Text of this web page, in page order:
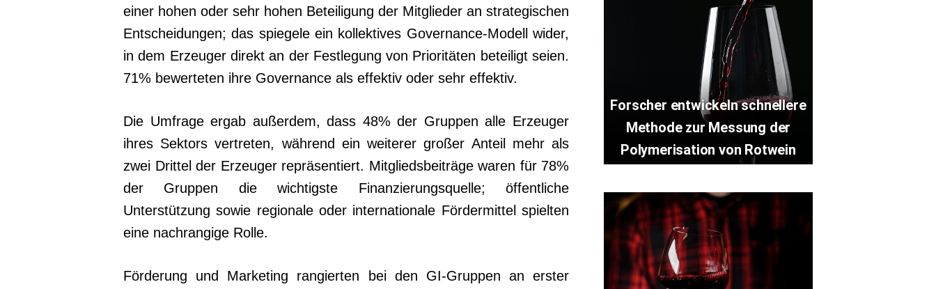
einer hohen oder sehr hohen Beteiligung der Mitglieder an strategischen
Entscheidungen; das spiegele ein kollektives Governance-Modell wider,
in dem Erzeuger direkt an der Festlegung von Prioritäten beteiligt seien.
71% bewerteten ihre Governance als effektiv oder sehr effektiv.
Die Umfrage ergab außerdem, dass 48% der Gruppen alle Erzeuger
ihres Sektors vertreten, während ein weiterer großer Anteil mehr als
zwei Drittel der Erzeuger repräsentiert. Mitgliedsbeiträge waren für 78%
der Gruppen die wichtigste Finanzierungsquelle; öffentliche
Unterstützung sowie regionale oder internationale Fördermittel spielten
eine nachrangige Rolle.
Förderung und Marketing rangierten bei den GI-Gruppen an erster
Forscher entwickeln schnellere
Methode zur Messung der
Polymerisation von Rotwein